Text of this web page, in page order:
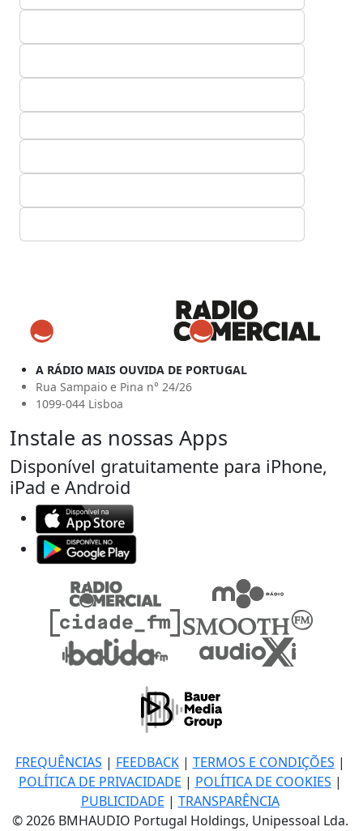
A RÁDIO MAIS OUVIDA DE PORTUGAL
Rua Sampaio e Pina n° 24/26
1099-044 Lisboa
Instale as nossas Apps
Disponível gratuitamente para iPhone,
iPad e Android
FREQUÊNCIAS | FEEDBACK| TERMOS E CONDIÇÕES |
POLÍTICA DE PRIVACIDADE | POLÍTICA DE COOKIES |
PUBLICIDADE | TRANSPARÊNCIA
© 2026 BMHAUDIO Portugal Holdings, Unipessoal Lda.